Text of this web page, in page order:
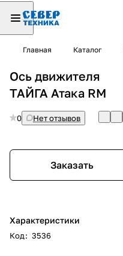
Главная Каталог
Ось движителя
ТАЙГА Атака RM
0 Нет отзывов
Заказать
Характеристики
Код: 3536